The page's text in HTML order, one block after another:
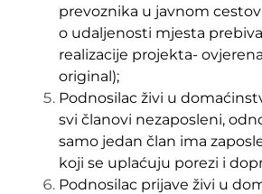
prevoznika u javnom
o udaljenosti mjesta
realizacije projekta-
original);
Podnosilac živi u
svi članovi nezaposleni,
samo jedan član ima
koji se uplaćuju porezi i
Podnosilac prijave živi u